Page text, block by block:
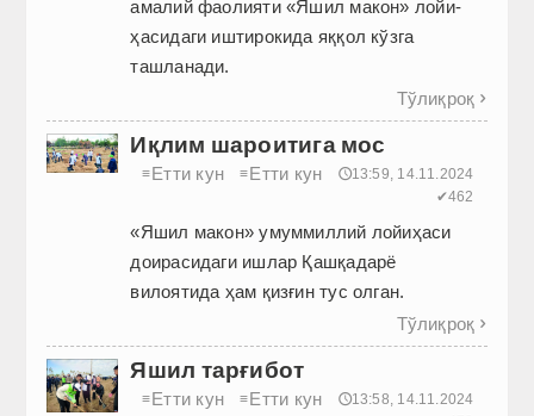
амалий фаолияти «Яшил макон» лойи­
ҳасидаги иштирокида яққол кўзга
ташланади.
Тўлиқроқ 
Иқлим шароитига мос
≡Етти кун ≡Етти кун
🕔13:59, 14.11.2024
✔462
«Яшил макон» умуммиллий лойиҳаси
доирасидаги ишлар Қашқадарё
вилоятида ҳам қизғин тус олган.
Тўлиқроқ 
Яшил тарғибот
≡Етти кун ≡Етти кун
🕔13:58, 14.11.2024